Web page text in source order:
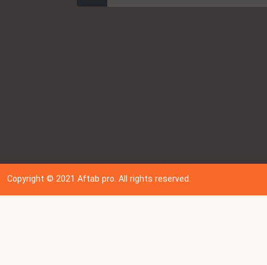
Copyright © 202 1Aftab pro. All rights reserved.